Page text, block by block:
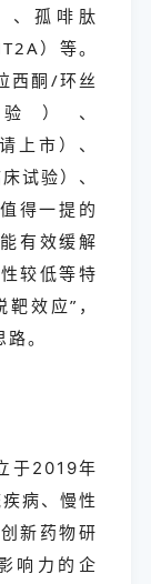
、孤啡肽
）等。
西酮/环丝
）、
市）、
试验）、
得一提的
有效缓解
较低等特
效应”，
。
于2019年
病、慢性
新药物研
响力的企